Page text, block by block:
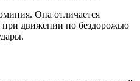
Она отличается
движении по бездорожью